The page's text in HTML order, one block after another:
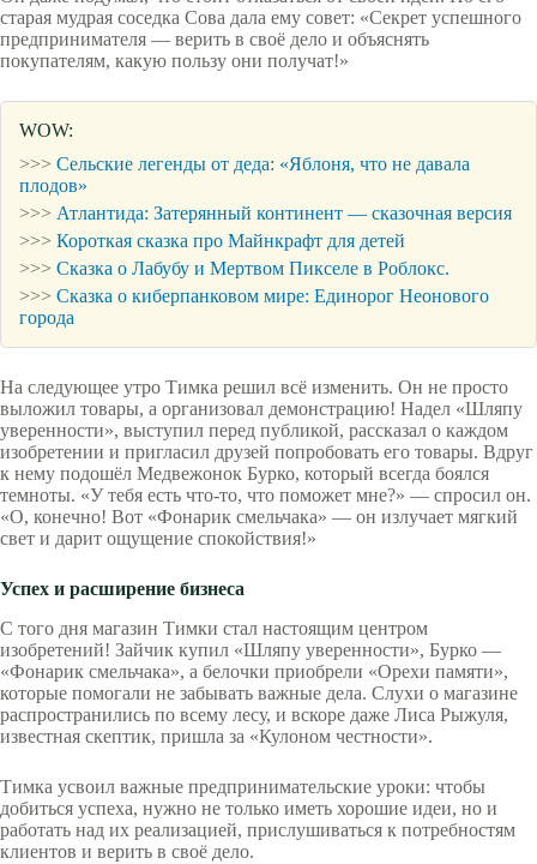
старая мудрая соседка Сова дала ему совет: «Секрет успешного
предпринимателя — верить в своё дело и объяснять
покупателям, какую пользу они получат!»
WOW:
>>> Сельские легенды от деда: «Яблоня, что не давала
плодов»
>>> Атлантида: Затерянный континент — сказочная версия
>>> Короткая сказка про Майнкрафт для детей
>>> Сказка о Лабубу и Мертвом Пикселе в Роблокс.
>>> Сказка о киберпанковом мире: Единорог Неонового
города
На следующее утро Тимка решил всё изменить. Он не просто
выложил товары, а организовал демонстрацию! Надел «Шляпу
уверенности», выступил перед публикой, рассказал о каждом
изобретении и пригласил друзей попробовать его товары. Вдруг
к нему подошёл Медвежонок Бурко, который всегда боялся
темноты. «У тебя есть что-то, что поможет мне?» — спросил он.
«О, конечно! Вот «Фонарик смельчака» — он излучает мягкий
свет и дарит ощущение спокойствия!»
Успех и расширение бизнеса
С того дня магазин Тимки стал настоящим центром
изобретений! Зайчик купил «Шляпу уверенности», Бурко —
«Фонарик смельчака», а белочки приобрели «Орехи памяти»,
которые помогали не забывать важные дела. Слухи о магазине
распространились по всему лесу, и вскоре даже Лиса Рыжуля,
известная скептик, пришла за «Кулоном честности».
Тимка усвоил важные предпринимательские уроки: чтобы
добиться успеха, нужно не только иметь хорошие идеи, но и
работать над их реализацией, прислушиваться к потребностям
клиентов и верить в своё дело.